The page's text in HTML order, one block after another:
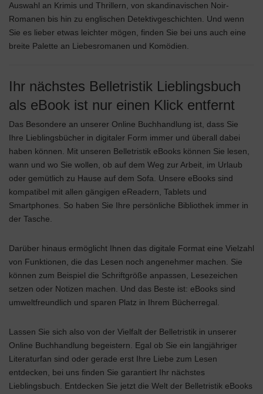
Auswahl an Krimis und Thrillern, von skandinavischen Noir-
Romanen bis hin zu englischen Detektivgeschichten. Und wenn
Sie es lieber etwas leichter mögen, finden Sie bei uns auch eine
breite Palette an Liebesromanen und Komödien.
Ihr nächstes Belletristik Lieblingsbuch
als eBook ist nur einen Klick entfernt
Das Besondere an unserer Online Buchhandlung ist, dass Sie
Ihre Lieblingsbücher in digitaler Form immer und überall dabei
haben können. Mit unseren Belletristik eBooks können Sie lesen,
wann und wo Sie wollen, ob auf dem Weg zur Arbeit, im Urlaub
oder gemütlich zu Hause auf dem Sofa. Unsere eBooks sind
kompatibel mit allen gängigen eReadern, Tablets und
Smartphones. So haben Sie Ihre persönliche Bibliothek immer in
der Tasche.
Darüber hinaus ermöglicht Ihnen das digitale Format eine Vielzahl
von Funktionen, die das Lesen noch angenehmer machen. Sie
können zum Beispiel die Schriftgröße anpassen, Lesezeichen
setzen oder Notizen machen. Und das Beste ist: eBooks sind
umweltfreundlich und sparen Platz in Ihrem Bücherregal.
Lassen Sie sich also von der Vielfalt der Belletristik in unserer
Online Buchhandlung begeistern. Egal ob Sie ein langjähriger
Literaturfan sind oder gerade erst Ihre Liebe zum Lesen
entdecken, bei uns finden Sie garantiert Ihr nächstes
Lieblingsbuch. Entdecken Sie jetzt die Welt der Belletristik eBooks